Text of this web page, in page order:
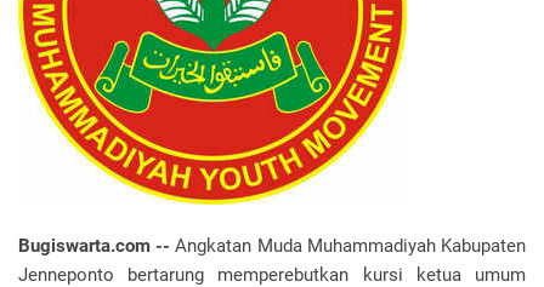
Bugiswarta.com -- Angkatan Muda Muhammadiyah Kabupaten
Jenneponto bertarung memperebutkan kursi ketua umum